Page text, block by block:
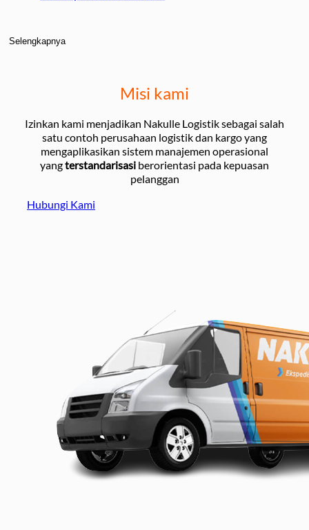
Selengkapnya
Misi kami
Izinkan kami menjadikan Nakulle Logistik sebagai salah
satu contoh perusahaan logistik dan kargo yang
mengaplikasikan sistem manajemen operasional
yangterstandarisasi berorientasi pada kepuasan
pelanggan
Hubungi Kami